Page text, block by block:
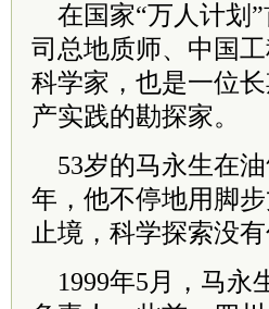
在国家“万人计划”
司总地质师、中国
科学家，也是一位
产实践的勘探家。
53岁的马永生在油
年，他不停地用脚
止境，科学探索没有
1999年5月，马永